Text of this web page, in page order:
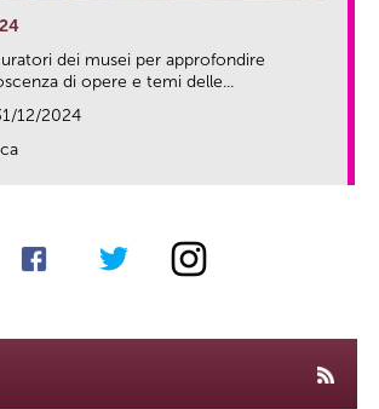
dei musei per approfondire
di opere e temi delle...
12/2024